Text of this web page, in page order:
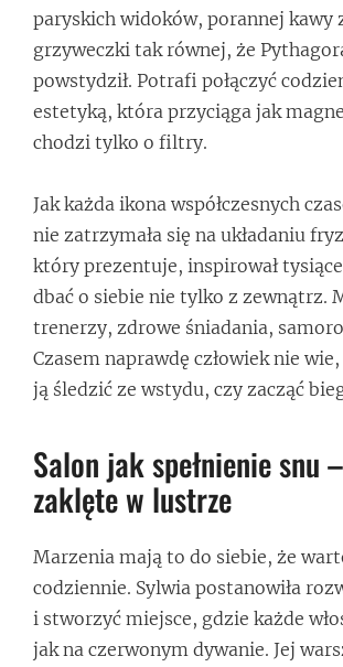
paryskich widoków, porannej kawy
grzyweczki tak równej, że
powstydził. Potrafi połączyć
estetyką, która przyciąga jak
chodzi tylko o filtry.
Jak każda ikona współczesnych
nie zatrzymała się na układaniu
który prezentuje, inspirował
dbać o siebie nie tylko z zewnątrz.
trenerzy, zdrowe śniadania,
Czasem naprawdę człowiek nie
ją śledzić ze wstydu, czy zacząć
Salon jak spełnienie snu
zaklęte w lustrze
Marzenia mają to do siebie, że
codziennie. Sylwia postanowiła
i stworzyć miejsce, gdzie każde
jak na czerwonym dywanie. Jej